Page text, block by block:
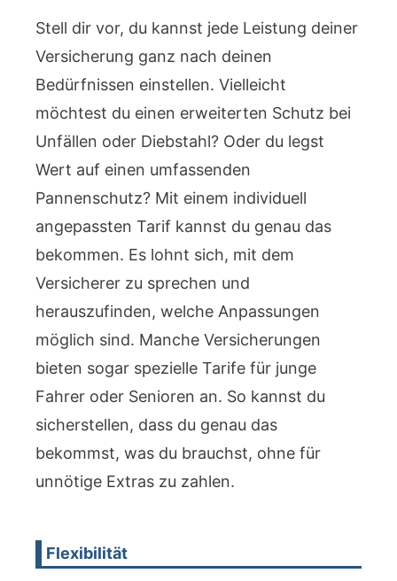
Stell dir vor, du kannst jede Leistung deiner
Versicherung ganz nach deinen
Bedürfnissen einstellen. Vielleicht
möchtest du einen erweiterten Schutz bei
Unfällen oder Diebstahl? Oder du legst
Wert auf einen umfassenden
Pannenschutz? Mit einem individuell
angepassten Tarif kannst du genau das
bekommen. Es lohnt sich, mit dem
Versicherer zu sprechen und
herauszufinden, welche Anpassungen
möglich sind. Manche Versicherungen
bieten sogar spezielle Tarife für junge
Fahrer oder Senioren an. So kannst du
sicherstellen, dass du genau das
bekommst, was du brauchst, ohne für
unnötige Extras zu zahlen.
Flexibilität